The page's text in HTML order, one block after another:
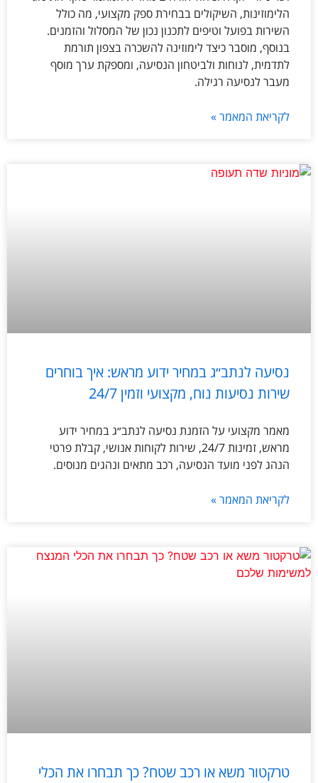
הלימוזינות, השיקולים בבחירת ספק מקצועי, מה כולל
השירות בפועל וטיפים לתכנון נכון של המסלול והזמנים.
בנוסף, מוסבר כיצד לימוזינה להשכרה בצפון תורמת
לתדמית, לנוחות ולביטחון הנסיעה, ומספקת ערך מוסף
מעבר לנסיעה רגילה.
לקריאת המאמר »
נסיעה לנתב״ג במחיר ידוע מראש: איך בוחרים
שירות נסיעות נוח, מקצועי וזמין 24/7
מאמר מקצועי על הזמנת נסיעה לנתב״ג במחיר ידוע
מראש, זמינות 24/7, שירות לקוחות אנושי, קבלת פרטי
הנהג לפני מועד הנסיעה, רכב מתאים ונהגים מנוסים.
לקריאת המאמר »
טרקטור משא או רכב שטח? כך תבחרו את הכלי